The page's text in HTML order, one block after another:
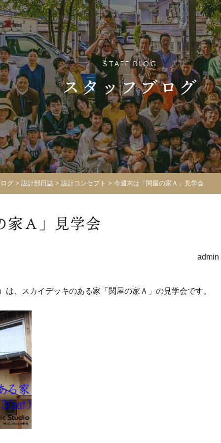
STAFF BLOG
スタッフブログ
グ > 設計部日誌 > 設計コンセプト > 今週末は「関屋の家Ａ」見学会
家Ａ」見学会
admin
、スカイデッキのある家「関屋の家Ａ」の見学会です。